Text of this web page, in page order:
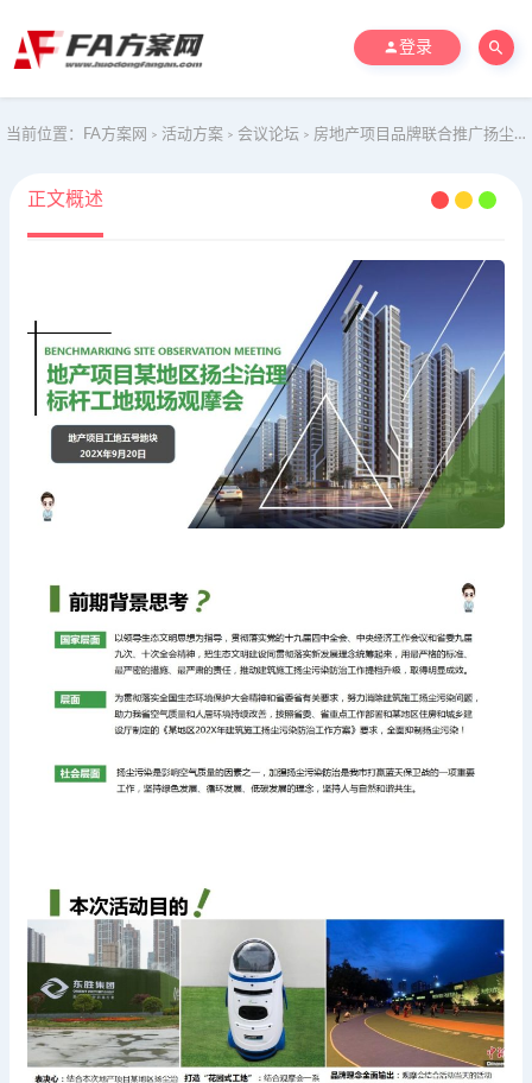
登录
当前位置： FA方案网 > 活动方案 > 会议论坛 > 房地产项目品牌联合推广扬尘治理标杆工地现场观摩会
正文概述